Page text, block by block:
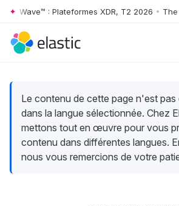
Skip to main content
Wave™ : Plateformes XDR, T2 2026 • The
Le contenu de cette page n'est pas
dans la langue sélectionnée. Chez
mettons tout en œuvre pour vous
contenu dans différentes langues.
nous vous remercions de votre